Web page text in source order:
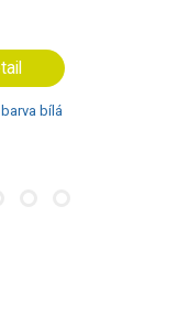
bílá